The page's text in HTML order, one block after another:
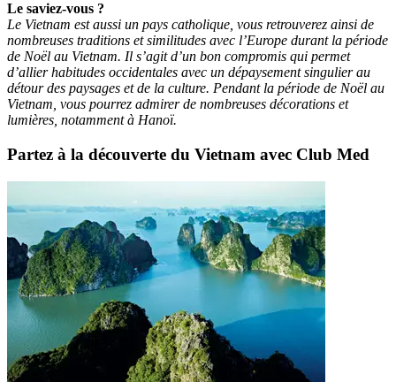
Le saviez-vous ?
Le Vietnam est aussi un pays catholique, vous retrouverez ainsi de
nombreuses traditions et similitudes avec l’Europe durant la période
de Noël au Vietnam. Il s’agit d’un bon compromis qui permet
d’allier habitudes occidentales avec un dépaysement singulier au
détour des paysages et de la culture. Pendant la période de Noël au
Vietnam, vous pourrez admirer de nombreuses décorations et
lumières, notamment à Hanoï.
Partez à la découverte du Vietnam avec Club Med